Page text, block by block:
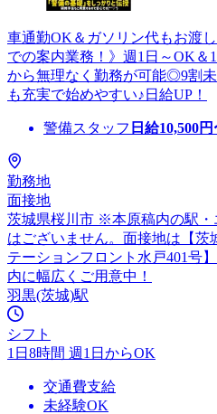
車通勤OK＆ガソリン代もお渡
での案内業務！》週1日～OK
から無理なく勤務が可能◎9割
も充実で始めやすい♪日給UP！
警備スタッフ 日給10,500
勤務地
面接地
茨城県桜川市 ※本原稿内の駅
はございません。面接地は【
テーションフロント水戸401号
内に幅広くご用意中！
羽黒(茨城)駅
シフト
1日8時間 週1日からOK
交通費支給
未経験OK